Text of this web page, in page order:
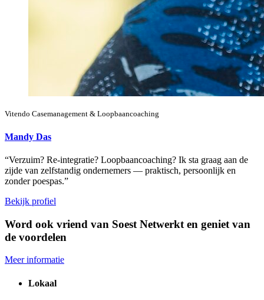
Vitendo Casemanagement & Loopbaancoaching
Mandy Das
“Verzuim? Re-integratie? Loopbaancoaching? Ik sta graag aan de
zijde van zelfstandig ondernemers — praktisch, persoonlijk en
zonder poespas.”
Bekijk profiel
Word ook vriend van Soest Netwerkt en geniet van
de voordelen
Meer informatie
Lokaal